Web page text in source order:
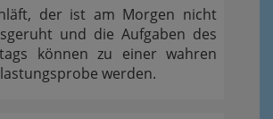
der ist am Morgen nicht
und die Aufgaben des
können zu einer wahren
werden.